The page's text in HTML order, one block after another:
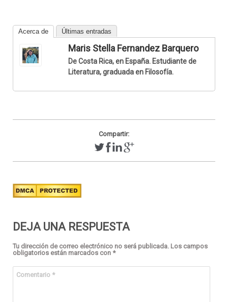
Acerca de Últimas entradas
Maris Stella Fernandez Barquero
De Costa Rica, en España. Estudiante de
Literatura, graduada en Filosofía.
Compartir:
DEJA UNA RESPUESTA
Tu dirección de correo electrónico no será publicada. Los campos
obligatorios están marcados con *
Comentario *